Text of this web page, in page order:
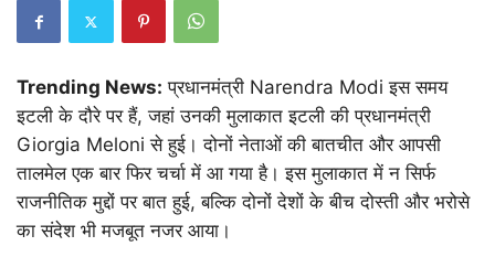
Trending News: प्रधानमंत्री Narendra Modi इस समय
इटली के दौरे पर हैं, जहां उनकी मुलाकात इटली की प्रधानमंत्री
Giorgia Meloni से हुई। दोनों नेताओं की बातचीत और आपसी
तालमेल एक बार फिर चर्चा में आ गया है। इस मुलाकात में न सिर्फ
राजनीतिक मुद्दों पर बात हुई, बल्कि दोनों देशों के बीच दोस्ती और भरोसे
का संदेश भी मजबूत नजर आया।